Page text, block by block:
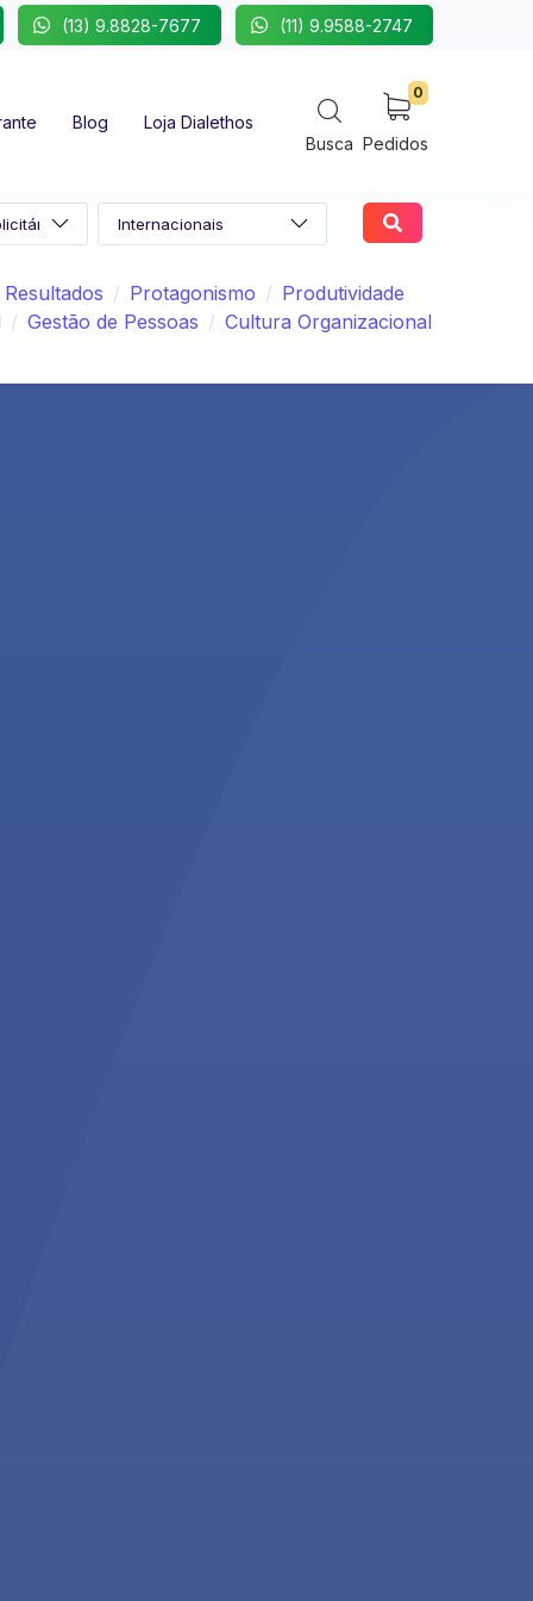
(13) 9.8828-7677 (11) 9.9588-2747
Blog
Loja Dialethos
Busca
0
Pedidos
Resultados Protagonismo
Produtividade
Gestão de Pessoas
Cultura Organizacional